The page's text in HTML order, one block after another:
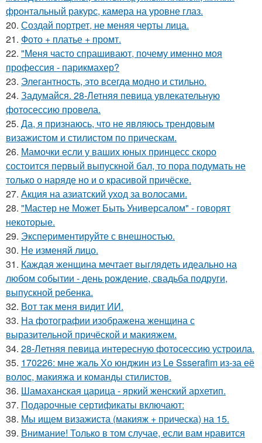
фронтальный ракурс, камера на уровне глаз.
20. Создай портрет, не меняя черты лица.
21. Фото + платье + промт.
22. "Меня часто спрашивают, почему именно моя
профессия - парикмахер?
23. Элегантность, это всегда модно и стильно.
24. Задумайся. 28-Летняя певица увлекательную
фотосессию провела.
25. Да, я признаюсь, что не являюсь трендовым
визажистом и стилистом по прическам.
26. Мамочки если у ваших юных принцесс скоро
состоится первый выпускной бал, то пора подумать не
только о наряде но и о красивой причёске.
27. Акция на азиатский уход за волосами.
28. "Мастер не Может Быть Универсалом" - говорят
некоторые.
29. Экспериментируйте с внешностью.
30. Не изменяй лицо.
31. Каждая женщина мечтает выглядеть идеально на
любом событии - день рождение, свадьба подруги,
выпускной ребенка.
32. Вот так меня видит ИИ.
33. На фотографии изображена женщина с
выразительной причёской и макияжем.
34. 28-Летняя певица интересную фотосессию устроила.
35. 170226: мне жаль Хо юнджин из Le Ssserafim из-за её
волос, макияжа и команды стилистов.
36. Шамаханская царица - яркий женский архетип.
37. Подарочные сертификаты включают:
38. Мы ищем визажиста (макияж + прическа) на 15.
39. Внимание! Только в том случае, если вам нравится